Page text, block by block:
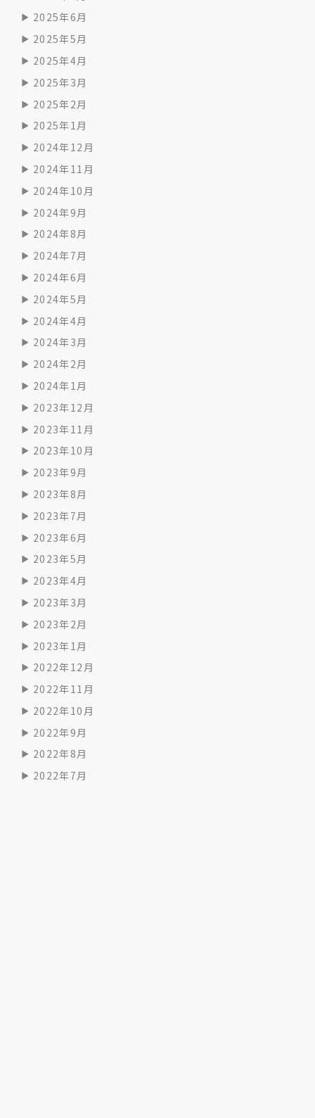
2025年6月
2025年5月
2025年4月
2025年3月
2025年2月
2025年1月
2024年12月
2024年11月
2024年10月
2024年9月
2024年8月
2024年7月
2024年6月
2024年5月
2024年4月
2024年3月
2024年2月
2024年1月
2023年12月
2023年11月
2023年10月
2023年9月
2023年8月
2023年7月
2023年6月
2023年5月
2023年4月
2023年3月
2023年2月
2023年1月
2022年12月
2022年11月
2022年10月
2022年9月
2022年8月
2022年7月